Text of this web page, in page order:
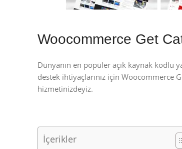
Woocommerce Get
Dünyanın en popüler açık kaynak kodlu
destek ihtiyaçlarınız için Woocommerce
hizmetinizdeyiz.
İçerikler